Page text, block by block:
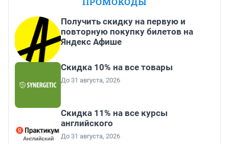
Получить скидку на первую и
повторную покупку билетов на
Яндекс Афише
Скидка 10% на все товары
До 31 августа, 2026
Скидка 11% на все курсы
английского
До 31 августа, 2026